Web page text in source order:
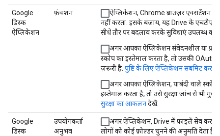
Google
डिस्क
ऐप्लिकेशन
फ़ंक्शन
ऐप्लिकेशन, Chrome ब्राउज़र एक्सटेंशन
नहीं करता. इसके बजाय, यह Drive के
सीधे तौर पर बदलाव करके सुविधाएं उपलब्ध
अगर आपका ऐप्लिकेशन संवेदनशील या
स्कोप का इस्तेमाल करता है, तो उसकी OAuth
ज़रूरी है. पुष्टि के लिए ऐप्लिकेशन सबमिट करना
अगर आपका ऐप्लिकेशन, पाबंदी वाले स्कोप
इस्तेमाल करता है, तो उसे सुरक्षा जांच से भी
सुरक्षा का आकलनदेखें.
Google
डिस्क
उपयोगकर्ता
अनुभव
अगर ऐप्लिकेशन, Drive में फ़ाइलें सेव करता
लोगों को कोई फ़ोल्डर चुनने की अनुमति देता है.